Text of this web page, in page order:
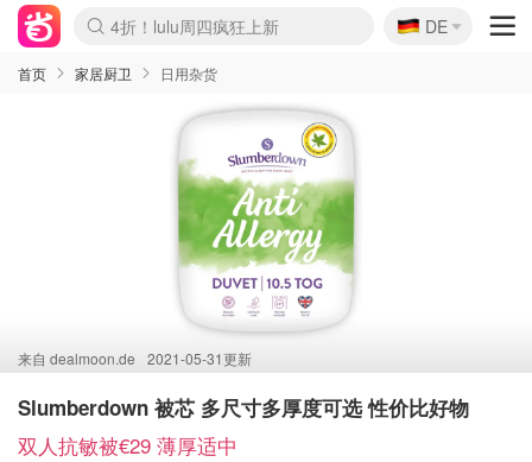
Boticinal 夏促开抢！
4折！lulu周四疯狂上新
还没结束！&OtherStories大促
Joybuy变相75折 随时失效
速领！Stanley独家85折
疑似霸哥！Camper额外叠85折
Zalando 奥莱闪促！每日更新
Moncler反季囤！5折起+叠9折
Coach Brooklyn仅€192
🇩🇪
DE
首页 家居厨卫 日用杂货
来自 dealmoon.de 2021-05-31更新
Slumberdown 被芯 多尺寸多厚度可选 性价比好物
双人抗敏被€29 薄厚适中